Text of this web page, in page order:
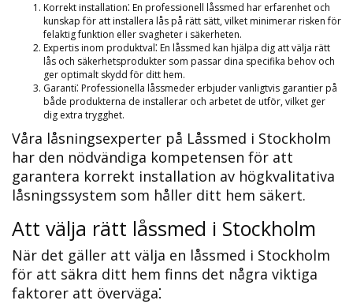
Korrekt installation⁚ En professionell låssmed har erfarenhet och
kunskap för att installera lås på rätt sätt, vilket minimerar risken för
felaktig funktion eller svagheter i säkerheten.
Expertis inom produktval⁚ En låssmed kan hjälpa dig att välja rätt
lås och säkerhetsprodukter som passar dina specifika behov och
ger optimalt skydd för ditt hem.​
Garanti⁚ Professionella låssmeder erbjuder vanligtvis garantier på
både produkterna de installerar och arbetet de utför, vilket ger
dig extra trygghet.​
Våra låsningsexperter på Låssmed i Stockholm
har den nödvändiga kompetensen för att
garantera korrekt installation av högkvalitativa
låsningssystem som håller ditt hem säkert.​
Att välja rätt låssmed i Stockholm
När det gäller att välja en låssmed i Stockholm
för att säkra ditt hem finns det några viktiga
faktorer att överväga⁚